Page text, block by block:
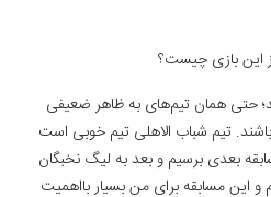
این بازی چیست؟
حتی همان تیم‌های به ظاهر ضعیفی
باشند. تیم شباب الاهلی تیم خوبی است
بعدی برسیم و بعد به لیگ نخبگان
این مسابقه برای من بسیار بااهمیت